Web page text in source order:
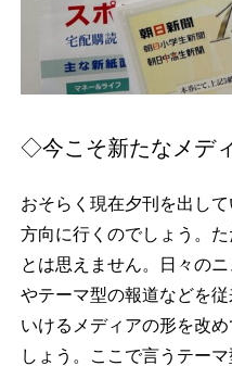
◇今こそ新たなメデ
おそらく現在夕刊を出し
方向に行くのでしょう。
とは思えません。日々の
やテーマ型の報道などを
いけるメディアの形を改
しょう。ここで言うテー